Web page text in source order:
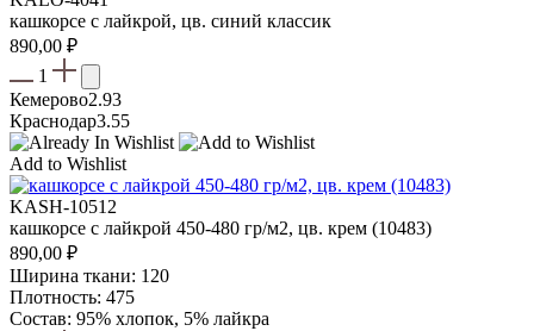
кашкорсе с лайкрой, цв. синий классик
890,00 ₽
1
Кемерово2.93
Краснодар3.55
Add to Wishlist
KASH-10512
кашкорсе с лайкрой 450-480 гр/м2, цв. крем (10483)
890,00 ₽
Ширина ткани: 120
Плотность: 475
Состав: 95% хлопок, 5% лайкра